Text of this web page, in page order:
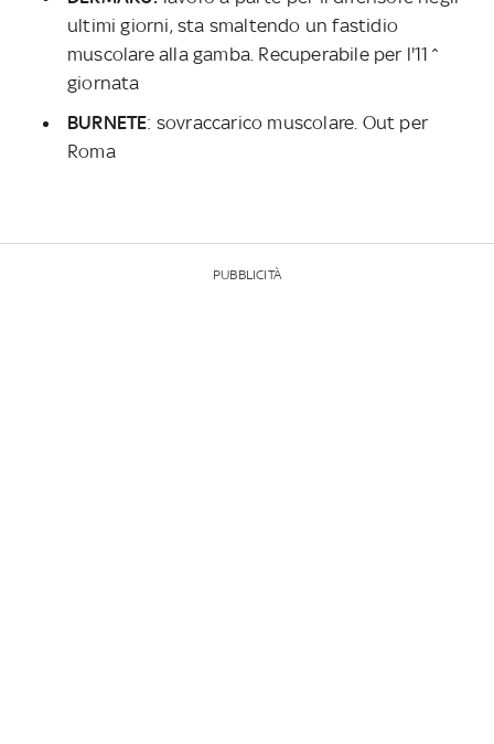
ultimi giorni, sta smaltendo un fastidio
muscolare alla gamba. Recuperabile per l'11^
giornata
BURNETE: sovraccarico muscolare. Out per
Roma
PUBBLICITÀ